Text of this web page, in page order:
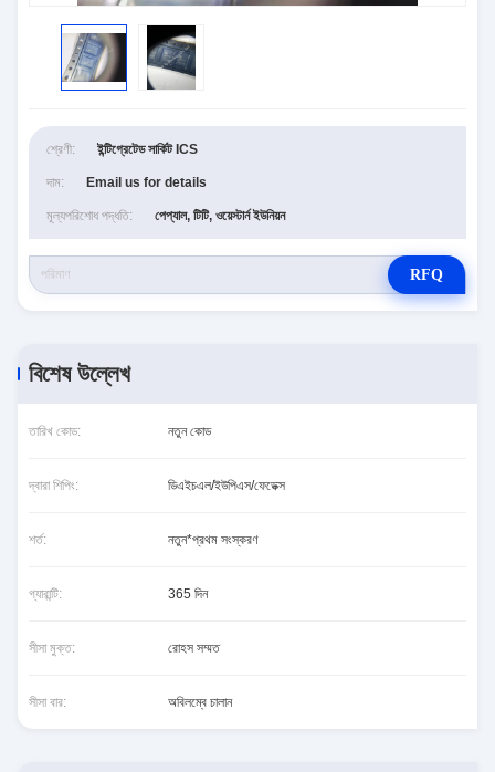
শ্রেণী: ইন্টিগ্রেটেড সার্কিট ICS
দাম: Email us for details
মূল্যপরিশোধ পদ্ধতি: পেপ্যাল, টিটি, ওয়েস্টার্ন ইউনিয়ন
RFQ
বিশেষ উল্লেখ
তারিখ কোড: নতুন কোড
দ্বারা শিপিং: ডিএইচএল/ইউপিএস/ফেডেক্স
শর্ত: নতুন*প্রথম সংস্করণ
গ্যারান্টি: 365 দিন
সীসা মুক্ত: রোহস সম্মত
সীসা বার: অবিলম্বে চালান